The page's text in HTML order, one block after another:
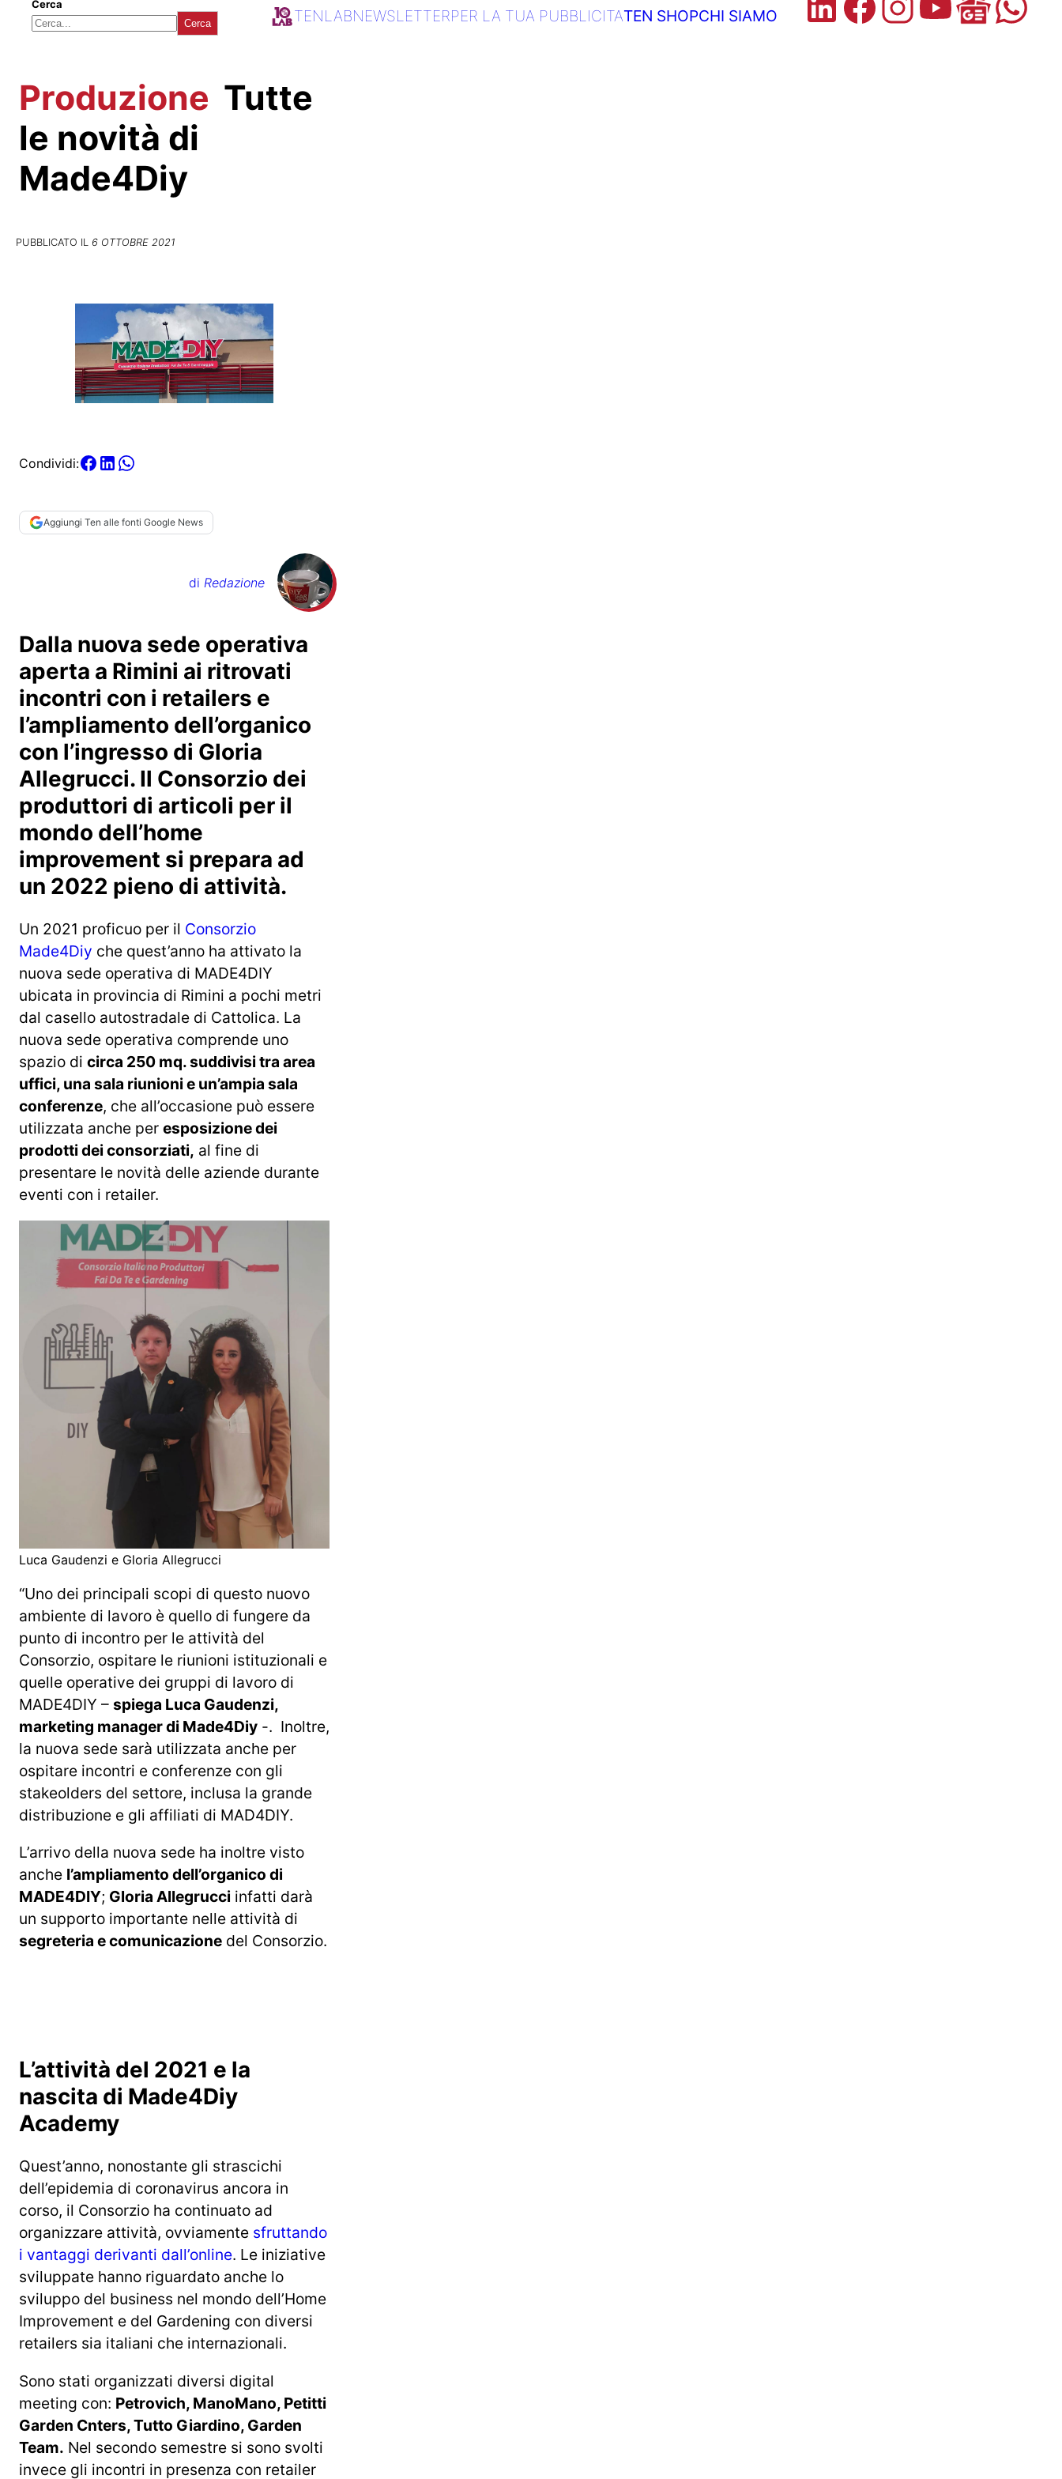
Cerca
Cerca TENLABNEWSLETTERPER LA TUA PUBBLICITATEN SHOPCHI SIAMO
Produzione Tutte
le novità di
Made4Diy
PUBBLICATO IL 6 OTTOBRE 2021
Condividi:
Aggiungi Ten alle fonti Google News
di Redazione
Dalla nuova sede operativa
aperta a Rimini ai ritrovati
incontri con i retailers e
l’ampliamento dell’organico
con l’ingresso di Gloria
Allegrucci. Il Consorzio dei
produttori di articoli per il
mondo dell’home
improvement si prepara ad
un 2022 pieno di attività.
Un 2021 proficuo per il Consorzio
Made4Diy che quest’anno ha attivato la
nuova sede operativa di MADE4DIY
ubicata in provincia di Rimini a pochi metri
dal casello autostradale di Cattolica. La
nuova sede operativa comprende uno
spazio di circa 250 mq. suddivisi tra area
uffici, una sala riunioni e un’ampia sala
conferenze, che all’occasione può essere
utilizzata anche per esposizione dei
prodotti dei consorziati, al fine di
presentare le novità delle aziende durante
eventi con i retailer.
Luca Gaudenzi e Gloria Allegrucci
“Uno dei principali scopi di questo nuovo
ambiente di lavoro è quello di fungere da
punto di incontro per le attività del
Consorzio, ospitare le riunioni istituzionali e
quelle operative dei gruppi di lavoro di
MADE4DIY – spiega Luca Gaudenzi,
marketing manager di Made4Diy -. Inoltre,
la nuova sede sarà utilizzata anche per
ospitare incontri e conferenze con gli
stakeolders del settore, inclusa la grande
distribuzione e gli affiliati di MAD4DIY.
L’arrivo della nuova sede ha inoltre visto
anche l’ampliamento dell’organico di
MADE4DIY; Gloria Allegrucci infatti darà
un supporto importante nelle attività di
segreteria e comunicazione del Consorzio.
L’attività del 2021 e la
nascita di Made4Diy
Academy
Quest’anno, nonostante gli strascichi
dell’epidemia di coronavirus ancora in
corso, il Consorzio ha continuato ad
organizzare attività, ovviamente sfruttando
i vantaggi derivanti dall’online. Le iniziative
sviluppate hanno riguardato anche lo
sviluppo del business nel mondo dell’Home
Improvement e del Gardening con diversi
retailers sia italiani che internazionali.
Sono stati organizzati diversi digital
meeting con: Petrovich, ManoMano, Petitti
Garden Cnters, Tutto Giardino, Garden
Team. Nel secondo semestre si sono svolti
invece gli incontri in presenza con retailer